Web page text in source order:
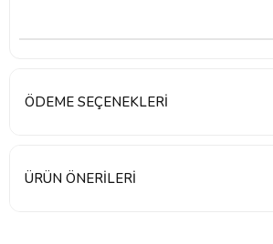
ÖDEME SEÇENEKLERI
ÜRÜN ÖNERILERI